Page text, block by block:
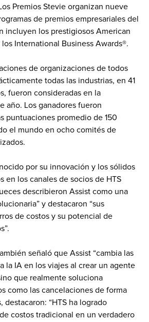
Premios Stevie organizan nueve
de premios empresariales del
incluyen los prestigiosos American
los International Business Awards®.
de organizaciones de todos
todas las industrias, en 41
fueron consideradas en la
año. Los ganadores fueron
puntuaciones promedio de 150
el mundo en ocho comités de
por su innovación y los sólidos
en los canales de socios de HTS
describieron Assist como una
y destacaron “sus
de costos y su potencial de
señaló que Assist “cambia las
la IA en los viajes al crear un agente
que realmente soluciona
como las cancelaciones de forma
destacaron: “HTS ha logrado
costos tradicional en un verdadero